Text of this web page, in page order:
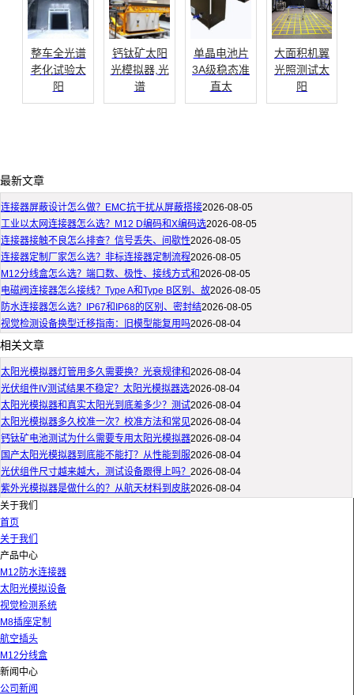
整车全光谱
老化试验太
阳
钙钛矿太阳
光模拟器,光
谱
单晶电池片
3A级稳态准
直太
大面积机翼
光照测试太
阳
最新文章
连接器屏蔽设计怎么做？EMC抗干扰从屏蔽搭接2026-08-05
工业以太网连接器怎么选？M12 D编码和X编码选2026-08-05
连接器接触不良怎么排查？信号丢失、间歇性2026-08-05
连接器定制厂家怎么选？非标连接器定制流程2026-08-05
M12分线盒怎么选？端口数、极性、接线方式和2026-08-05
电磁阀连接器怎么接线？Type A和Type B区别、故2026-08-05
防水连接器怎么选？IP67和IP68的区别、密封结2026-08-05
视觉检测设备换型迁移指南：旧模型能复用吗2026-08-04
相关文章
太阳光模拟器灯管用多久需要换？光衰规律和2026-08-04
光伏组件IV测试结果不稳定？太阳光模拟器选2026-08-04
太阳光模拟器和真实太阳光到底差多少？测试2026-08-04
太阳光模拟器多久校准一次？校准方法和常见2026-08-04
钙钛矿电池测试为什么需要专用太阳光模拟器2026-08-04
国产太阳光模拟器到底能不能打？从性能到服2026-08-04
光伏组件尺寸越来越大，测试设备跟得上吗？ 2026-08-04
紫外光模拟器是做什么的？从航天材料到皮肤2026-08-04
关于我们
首页
关于我们
产品中心
M12防水连接器
太阳光模拟设备
视觉检测系统
M8插座定制
航空插头
M12分线盒
新闻中心
公司新闻